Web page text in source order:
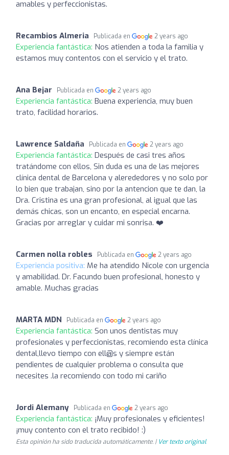
amables y perfeccionistas.
Recambios Almeria Publicada en 2 years ago
Experiencia fantástica: Nos atienden a toda la familia y
estamos muy contentos con el servicio y el trato.
Ana Bejar Publicada en 2 years ago
Experiencia fantástica: Buena experiencia, muy buen
trato, facilidad horarios.
Lawrence Saldaña Publicada en 2 years ago
Experiencia fantástica: Después de casi tres años
tratándome con ellos, Sin duda es una de las mejores
clínica dental de Barcelona y alerededores y no solo por
lo bien que trabajan, sino por la antencion que te dan, la
Dra. Cristina es una gran profesional, al igual que las
demás chicas, son un encanto, en especial encarna.
Gracias por arreglar y cuidar mi sonrisa. ❤️
Carmen nolla robles Publicada en 2 years ago
Experiencia positiva: Me ha atendido Nicole con urgencia
y amabilidad. Dr. Facundo buen profesional, honesto y
amable. Muchas gracias
MARTA MDN Publicada en 2 years ago
Experiencia fantástica: Son unos dentistas muy
profesionales y perfeccionistas, recomiendo esta clínica
dental,llevo tiempo con ell@s y siempre están
pendientes de cualquier problema o consulta que
necesites .la recomiendo con todo mi cariño
Jordi Alemany Publicada en 2 years ago
Experiencia fantástica: ¡Muy profesionales y eficientes!
¡muy contento con el trato recibido! :)
Esta opinión ha sido traducida automáticamente. | Ver texto original